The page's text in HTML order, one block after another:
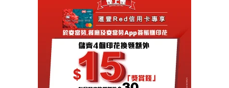
完成所有條件 (總簽賬
HK$30,000：包括
HK$20,000 本地 +
HK$10,000 外幣)
AE積分
兌換 32,805
里數)
+ HK$550
簽賬回贈 + 8
8 里賞金#
現有客戶迎新優惠詳情
年費要$2,200，即使有AE白金卡都不能免年費
海外簽賬手續費小貴，有2%收費(其他卡做緊1至1.9
轉換成飛行里數手續費每次$400
網上繳費無回贈
無得儲里數
查看更多信用卡詳情及分析...
AE Essential迎新優惠冷河期12個月，迎新優惠不適用
於現時持有或於申請日期起計過去 12 個月內曾取消或
曾為任何由美國運通香港批核的信用卡或簽賬卡之基
本卡會員。美國運通保留從卡會員之運通卡賬戶內扣
除有關推薦獎賞及迎新優惠價值之權利而不作事先通